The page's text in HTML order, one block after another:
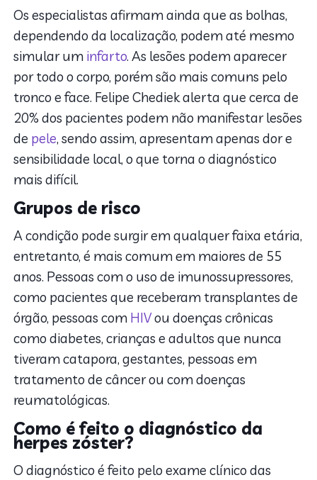
Os especialistas afirmam ainda que as bolhas,
dependendo da localização, podem até mesmo
simular um infarto. As lesões podem aparecer
por todo o corpo, porém são mais comuns pelo
tronco e face. Felipe Chediek alerta que cerca de
20% dos pacientes podem não manifestar lesões
de pele, sendo assim, apresentam apenas dor e
sensibilidade local, o que torna o diagnóstico
mais difícil.
Grupos de risco
A condição pode surgir em qualquer faixa etária,
entretanto, é mais comum em maiores de 55
anos. Pessoas com o uso de imunossupressores,
como pacientes que receberam transplantes de
órgão, pessoas com HIVou doenças crônicas
como diabetes, crianças e adultos que nunca
tiveram catapora, gestantes, pessoas em
tratamento de câncer ou com doenças
reumatológicas.
Como é feito o diagnóstico da
herpes zóster?
O diagnóstico é feito pelo exame clínico das